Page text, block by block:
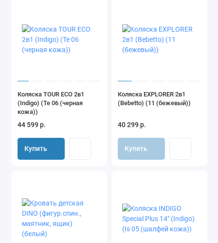
Коляска TOUR ECO 2в1
(Indigo) (Te 06 (черная
кожа))
44 599 р.
Купить
Коляска EXPLORER 2в1
(Bebetto) (11 (бежевый))
40 299 р.
Купить